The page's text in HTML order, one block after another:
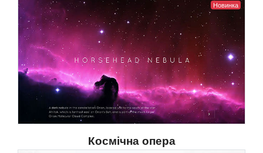
Новинка
Космічна опера